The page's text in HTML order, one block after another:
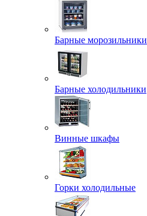
Барные морозильники
Барные холодильники
Винные шкафы
Горки холодильные